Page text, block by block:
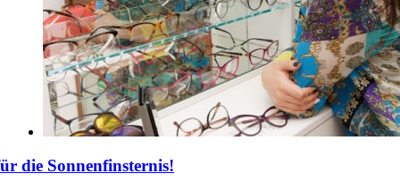
die Sonnenfinsternis!